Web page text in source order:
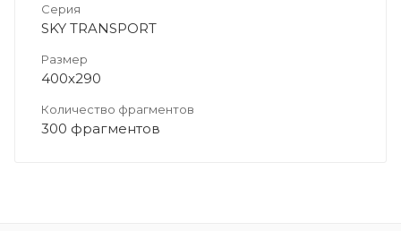
Серия
SKY TRANSPORT
Размер
400х290
Количество фрагментов
300 фрагментов